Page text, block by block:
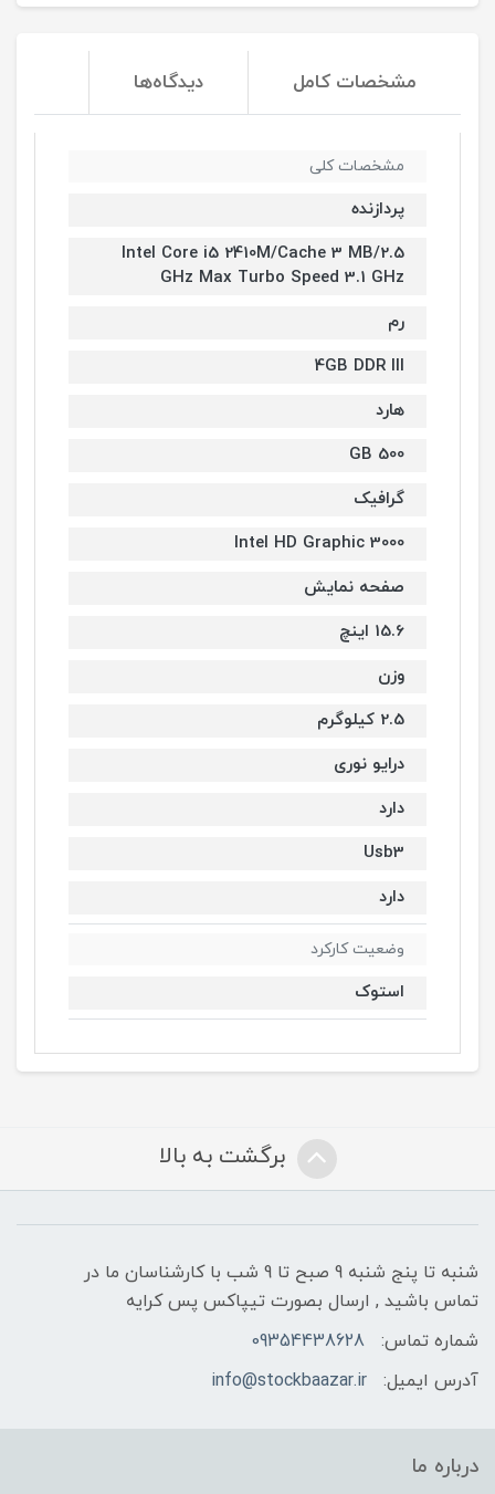
مشخصات کامل دیدگاه‌ها
مشخصات کلی
پردازنده
Intel Core i5 2410M/Cache 3 MB/2.5
GHz Max Turbo Speed 3.1 GHz
رم
4GB DDR lll
هارد
500 GB
گرافیک
Intel HD Graphic 3000
صفحه نمایش
15.6 اینچ
وزن
2.5 کیلوگرم
درایو نوری
دارد
Usb3
دارد
وضعیت کارکرد
استوک
برگشت به بالا
شنبه تا پنج شنبه 9 صبح تا 9 شب با کارشناسان ما در
تماس باشید , ارسال بصورت تیپاکس پس کرایه
شماره تماس:
09354438628
آدرس ایمیل:
info@stockbaazar.ir
درباره ما